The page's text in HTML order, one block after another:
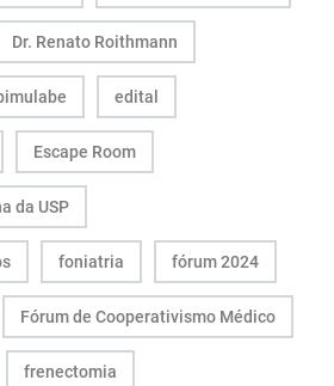
Dr. Renato Roithmann
edital
Escape Room
da USP
foniatria fórum 2024
Fórum de Cooperativismo Médico
frenectomia